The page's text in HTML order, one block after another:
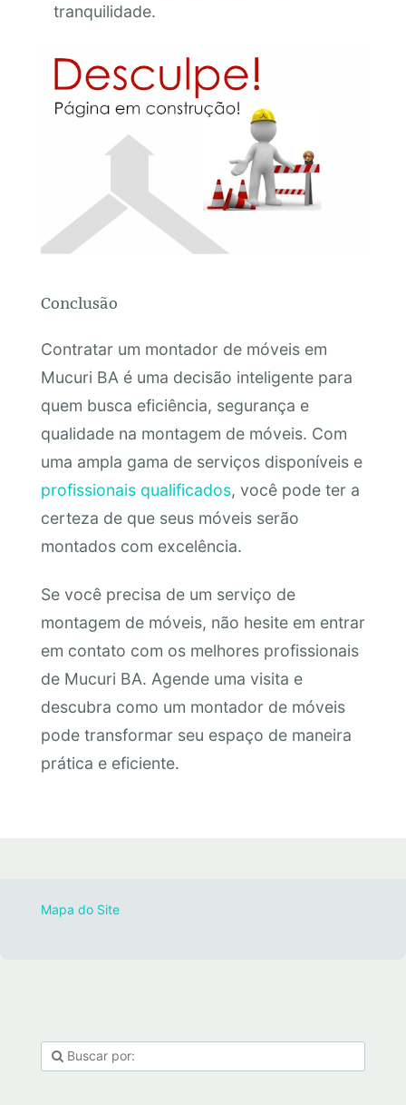
tranquilidade.
Conclusão
Contratar um montador de móveis em
Mucuri BA é uma decisão inteligente para
quem busca eficiência, segurança e
qualidade na montagem de móveis. Com
uma ampla gama de serviços disponíveis e
profissionais qualificados, você pode ter a
certeza de que seus móveis serão
montados com excelência.
Se você precisa de um serviço de
montagem de móveis, não hesite em entrar
em contato com os melhores profissionais
de Mucuri BA. Agende uma visita e
descubra como um montador de móveis
pode transformar seu espaço de maneira
prática e eficiente.
Mapa do Site